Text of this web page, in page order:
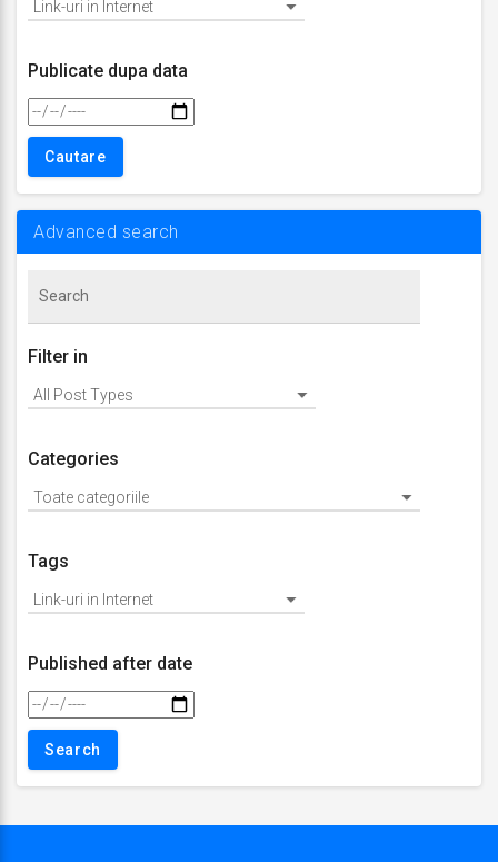
Publicate dupa data
Advanced search
Filter in
Categories
Tags
Published after date